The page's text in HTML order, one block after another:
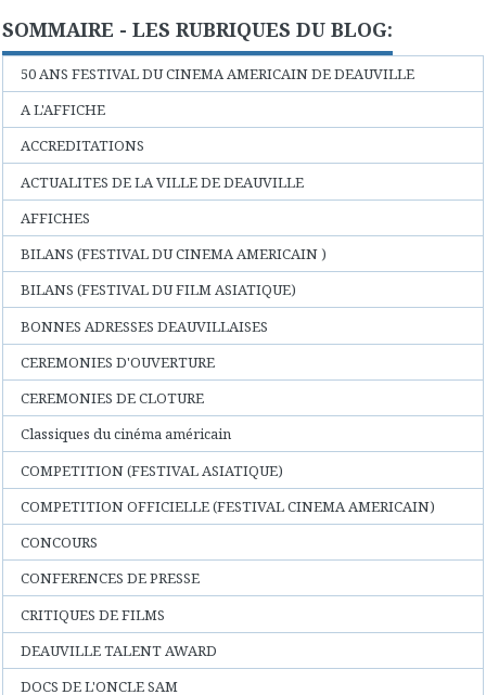
SOMMAIRE - LES RUBRIQUES DU BLOG:
50 ANS FESTIVAL DU CINEMA AMERICAIN DE DEAUVILLE
A L'AFFICHE
ACCREDITATIONS
ACTUALITES DE LA VILLE DE DEAUVILLE
AFFICHES
BILANS (FESTIVAL DU CINEMA AMERICAIN )
BILANS (FESTIVAL DU FILM ASIATIQUE)
BONNES ADRESSES DEAUVILLAISES
CEREMONIES D'OUVERTURE
CEREMONIES DE CLOTURE
Classiques du cinéma américain
COMPETITION (FESTIVAL ASIATIQUE)
COMPETITION OFFICIELLE (FESTIVAL CINEMA AMERICAIN)
CONCOURS
CONFERENCES DE PRESSE
CRITIQUES DE FILMS
DEAUVILLE TALENT AWARD
DOCS DE L'ONCLE SAM